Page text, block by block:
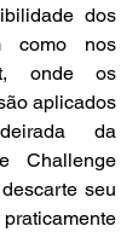
dos
como nos
onde os
aplicados
da
Challenge
seu